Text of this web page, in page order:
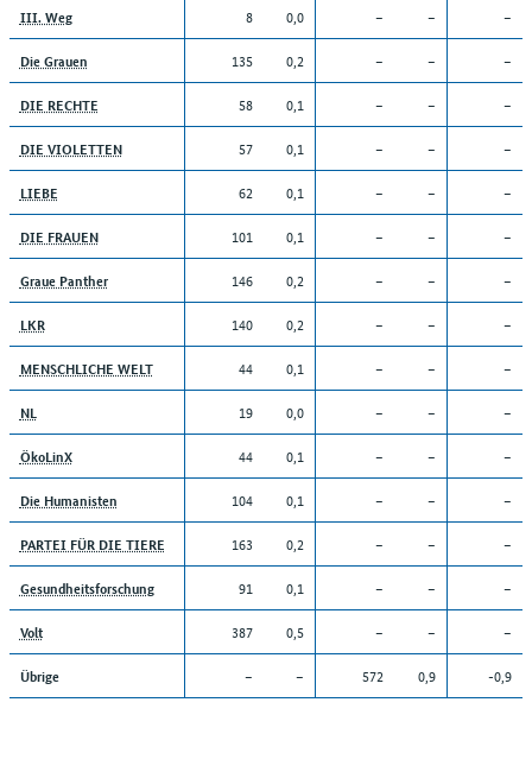
III. Weg 8 0,0 – – –
Die Grauen 135 0,2 – – –
DIE RECHTE 58 0,1 – – –
DIE VIOLETTEN 57 0,1 – – –
LIEBE 62 0,1 – – –
DIE FRAUEN 101 0,1 – – –
Graue Panther 146 0,2 – – –
LKR 140 0,2 – – –
MENSCHLICHE WELT 44 0,1 – – –
NL 19 0,0 – – –
ÖkoLinX 44 0,1 – – –
Die Humanisten 104 0,1 – – –
PARTEI FÜR DIE TIERE 163 0,2 – – –
Gesundheitsforschung 91 0,1 – – –
Volt 387 0,5 – – –
Übrige – – 572 0,9 -0,9